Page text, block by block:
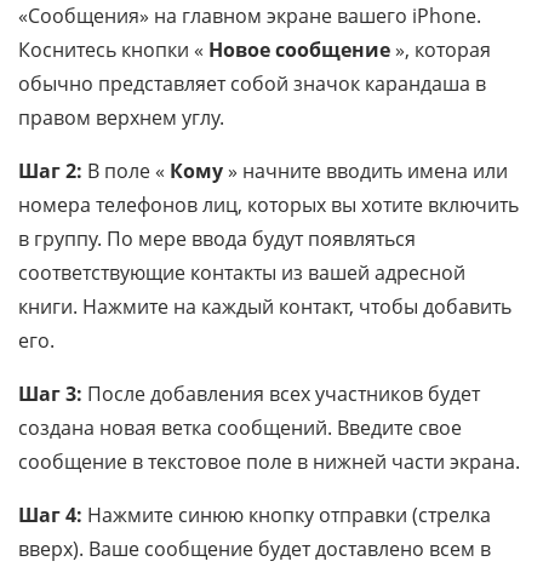
«Сообщения» на главном экране вашего iPhone.
Коснитесь кнопки « Новое сообщение», которая
обычно представляет собой значок карандаша в
правом верхнем углу.
Шаг 2: В поле « Кому» начните вводить имена или
номера телефонов лиц, которых вы хотите включить
в группу. По мере ввода будут появляться
соответствующие контакты из вашей адресной
книги. Нажмите на каждый контакт, чтобы добавить
его.
Шаг 3: После добавления всех участников будет
создана новая ветка сообщений. Введите свое
сообщение в текстовое поле в нижней части экрана.
Шаг 4: Нажмите синюю кнопку отправки (стрелка
вверх). Ваше сообщение будет доставлено всем в